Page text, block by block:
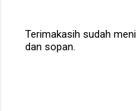
P
Terimakasih sudah
dan sopan.